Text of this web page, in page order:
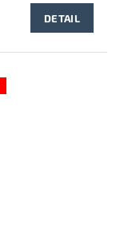
DETAIL